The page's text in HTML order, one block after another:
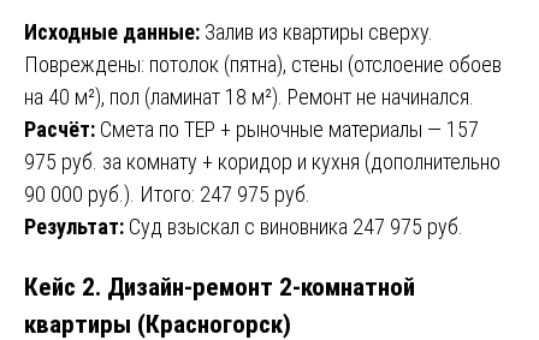
Исходные данные: Залив из квартиры сверху.
Повреждены: потолок (пятна), стены (отслоение обоев
на 40 м²), пол (ламинат 18 м²). Ремонт не начинался.
Расчёт: Смета по ТЕР + рыночные материалы — 157
975 руб. за комнату + коридор и кухня (дополнительно
90 000 руб.). Итого: 247 975 руб.
Результат: Суд взыскал с виновника 247 975 руб.
Кейс 2. Дизайн-ремонт 2-комнатной
квартиры (Красногорск)